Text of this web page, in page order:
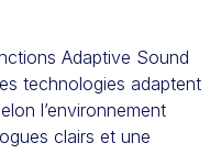
Adaptive Sound
technologies adaptent
l’environnement
clairs et une